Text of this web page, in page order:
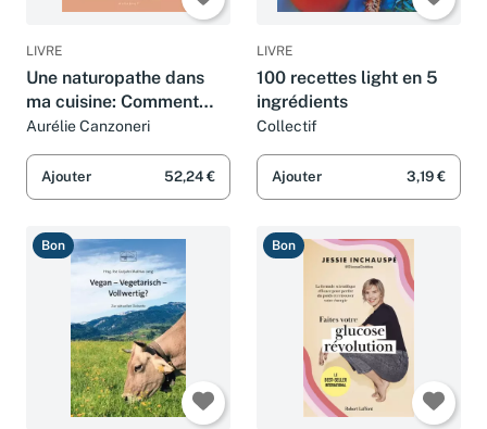
LIVRE
Une naturopathe dans
ma cuisine: Comment
changer son alimentation
pour se sentir mieux
Aurélie Canzoneri
Ajouter 52,24 €
LIVRE
100 recettes light en 5
ingrédients
Collectif
Ajouter 3,19 €
Bon Bon